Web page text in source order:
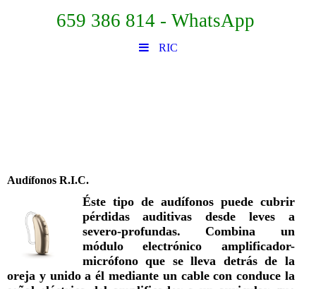
659 386 814 - WhatsApp
RIC
Audífonos R.I.C.
Éste tipo de audífonos puede cubrir
pérdidas auditivas desde leves a
severo-profundas. Combina un
módulo electrónico amplificador-
micrófono que se lleva detrás de la
oreja y unido a él mediante un cable con conduce la